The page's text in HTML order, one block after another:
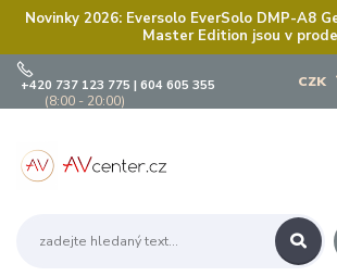
Novinky 2026: Eversolo EverSolo DMP-A8
Master Edition jsou v
CZK
+420 737 123 775 | 604 605 355
(8:00 - 20:00)